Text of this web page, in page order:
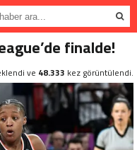
finalde!
ve 48.333 kez görüntülendi.